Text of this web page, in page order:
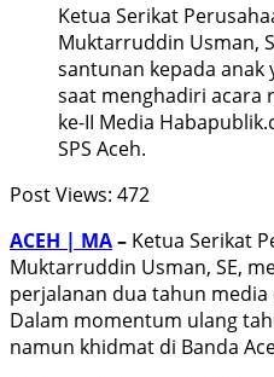
Ketua Serikat
Muktarruddin Usman,
santunan kepada anak
saat menghadiri acara
ke-II Media
SPS Aceh.
Post Views: 472
ACEH | MA– Ketua Serikat
Muktarruddin Usman, SE,
perjalanan dua tahun
Dalam momentum ulang
namun khidmat di Banda